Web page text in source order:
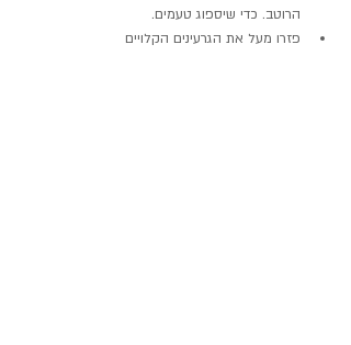
הרוטב. כדי שיספוג טעמים.
פזרו מעל את הגרעינים הקלויים